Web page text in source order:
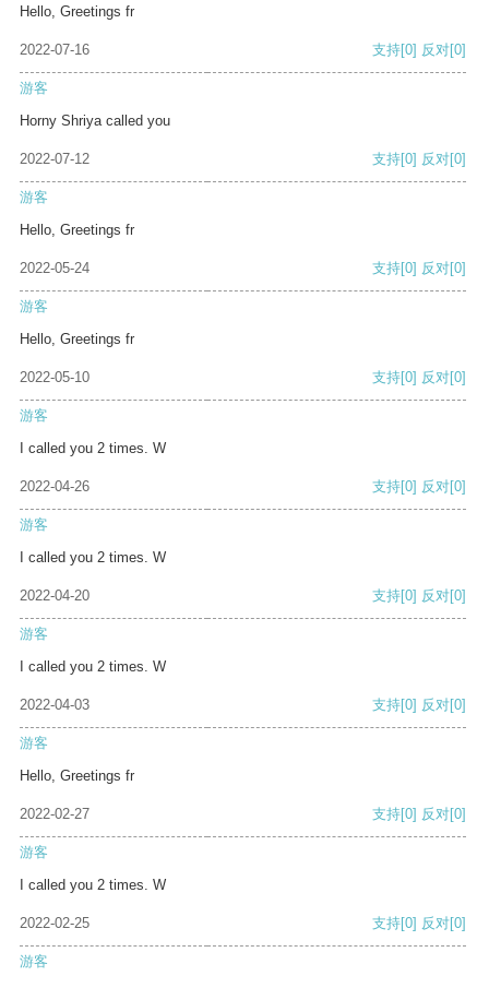
Hello, Greetings fr
2022-07-16 支持[0] 反对[0]
游客
Horny Shriya called you
2022-07-12 支持[0] 反对[0]
游客
Hello, Greetings fr
2022-05-24 支持[0] 反对[0]
游客
Hello, Greetings fr
2022-05-10 支持[0] 反对[0]
游客
I called you 2 times. W
2022-04-26 支持[0] 反对[0]
游客
I called you 2 times. W
2022-04-20 支持[0] 反对[0]
游客
I called you 2 times. W
2022-04-03 支持[0] 反对[0]
游客
Hello, Greetings fr
2022-02-27 支持[0] 反对[0]
游客
I called you 2 times. W
2022-02-25 支持[0] 反对[0]
游客